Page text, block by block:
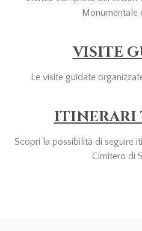
Monumentale
VISITE
Le visite guidate
ITINERARI
Scopri la possibilità di seguire
Cimitero di